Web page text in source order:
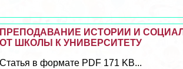
ПРЕПОДАВАНИЕ ИСТОРИИ И
ОТ ШКОЛЫ К УНИВЕРСИТЕТУ
Статья в формате PDF 171 KB...